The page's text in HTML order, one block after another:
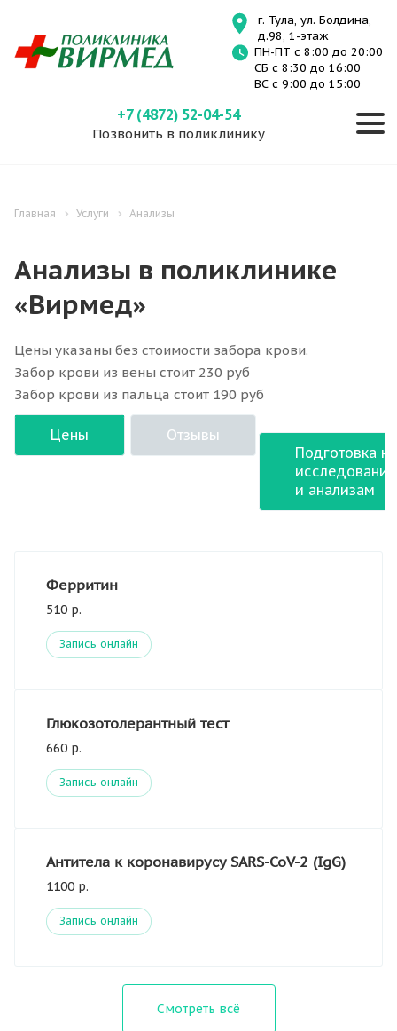
г. Тула, ул. Болдина,
д.98, 1-этаж
ПН-ПТ с 8:00 до 20:00
СБ с 8:30 до 16:00
ВС с 9:00 до 15:00
+7 (4872) 52-04-54
Позвонить в поликлинику
Главная Услуги Анализы
Анализы в поликлинике
«Вирмед»
Цены указаны без стоимости забора крови.
Забор крови из вены стоит 230 руб
Забор крови из пальца стоит 190 руб
Цены
Отзывы
Подготовка к
и анализам
Ферритин
510 р.
Запись онлайн
Глюкозотолерантный тест
660 р.
Запись онлайн
Антитела к коронавирусу SARS-CoV-2 (IgG)
1100 р.
Запись онлайн
Смотреть всё